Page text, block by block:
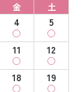
金 土
4
5
11
12
18
19